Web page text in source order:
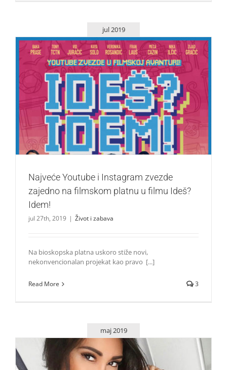
jul 2019
Najveće Youtube i Instagram zvezde zajedno na filmskom
platnu u filmu Ideš? Idem!
Život i zabava
Najveće Youtube i Instagram zvezde
zajedno na filmskom platnu u filmu Ideš?
Idem!
jul 27th, 2019 | Život i zabava
Na bioskopska platna uskoro stiže novi,
nekonvencionalan projekat kao pravo [...]
Read More 3
maj 2019